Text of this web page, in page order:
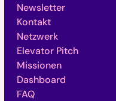
Newsletter
Kontakt
Netzwerk
Elevator Pitch
Missionen
Dashboard
FAQ